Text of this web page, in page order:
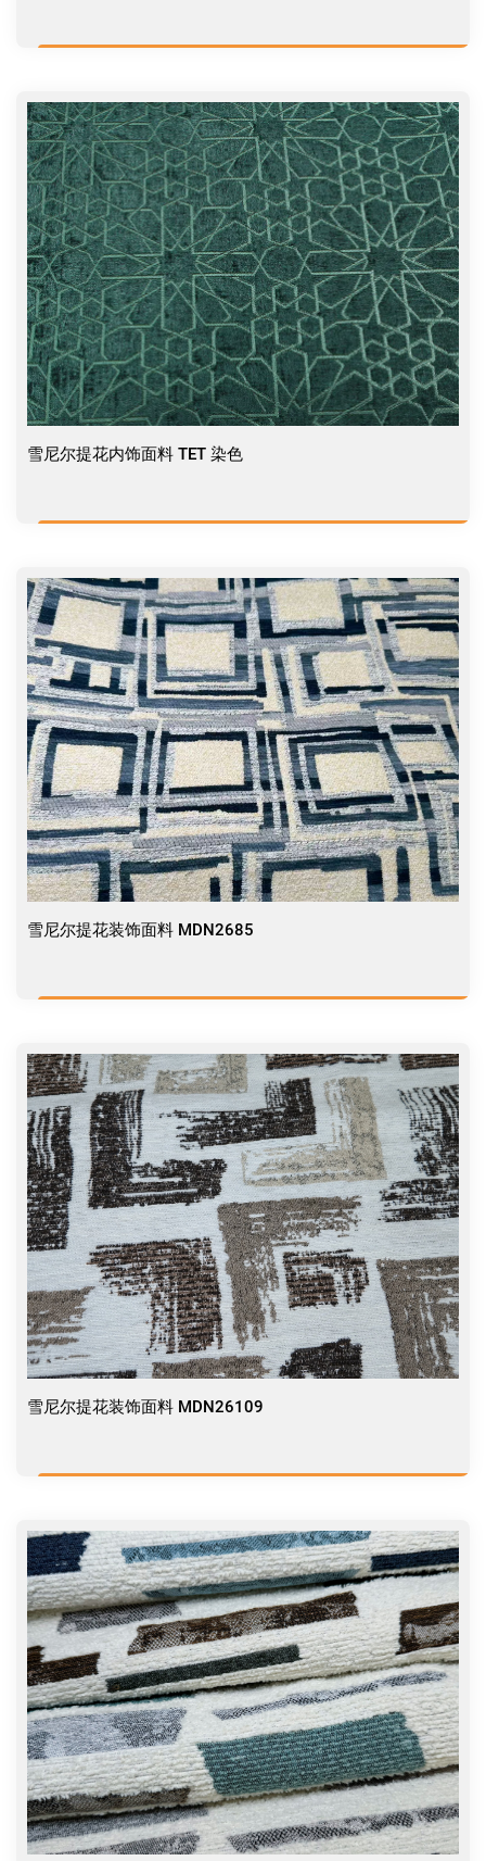
雪尼尔提花内饰面料 TET 染色
雪尼尔提花装饰面料 MDN2685
雪尼尔提花装饰面料 MDN26109